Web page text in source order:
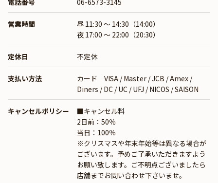
営業時間
昼 11:30 ～ 14:30（14:00）
夜 17:00 ～ 22:00（20:30）
定休日 不定休
支払い方法
カード VISA / Master / JCB / Amex /
Diners / DC / UC / UFJ / NICOS / SAISON
キャンセルポリシー
■キャンセル料
2日前：50％
当日：100％
※クリスマスや年末年始等は異なる場合が
ございます。予めご了承いただきますよう
お願い致します。ご不明点ございましたら
店舗までお問い合わせ下さいませ。